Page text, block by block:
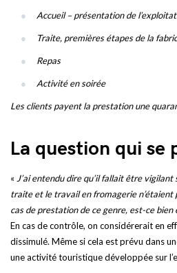
Accueil – présentation de
Traite, premières étapes de la
Repas
Activité en soirée
Les clients payent la prestation une
La question qui se
« J’ai entendu dire qu’il fallait être
traite et le travail en fromagerie n’étaient
cas de prestation de ce genre, est-ce bien
En cas de contrôle, on considérerait en
dissimulé. Même si cela est prévu dans
une activité touristique développée sur